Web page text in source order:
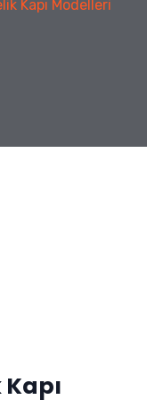
Kapı Modelleri